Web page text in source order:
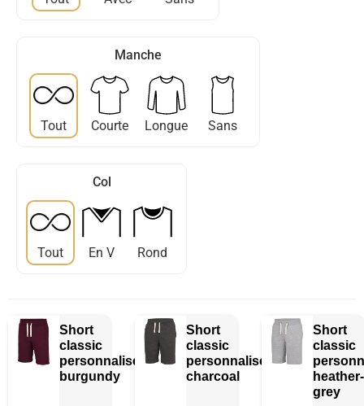
Manche
Tout Courte Longue Sans
Col
Tout En V Rond
Short
classic
personnalisé
burgundy
Short
classic
personnalisé
charcoal
Short
classic
heather-
grey